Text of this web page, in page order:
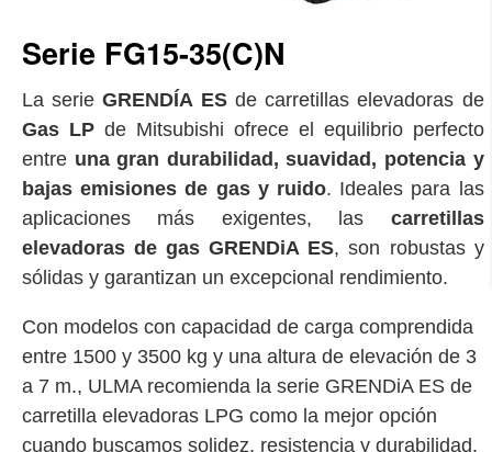
Serie FG15-35(C)N
La serieGRENDÍA ES de carretillas elevadoras de
Gas LPde Mitsubishi ofrece el equilibrio perfecto
entre una gran durabilidad, suavidad, potencia y
bajas emisiones de gas y ruido. Ideales para las
aplicaciones más exigentes, las carretillas
elevadoras de gas GRENDiA ES, son robustas y
sólidas y garantizan un excepcional rendimiento.
Con modelos con capacidad de carga comprendida
entre 1500 y 3500 kg y una altura de elevación de 3
a 7 m., ULMA recomienda la serie GRENDiA ES de
carretilla elevadoras LPG como la mejor opción
cuando buscamos solidez, resistencia y durabilidad.